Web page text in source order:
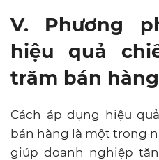
V. Phương
hiệu quả
trăm bán hàng
Cách áp dụng hiệu
bán hàng là một trong
giúp doanh nghiệp